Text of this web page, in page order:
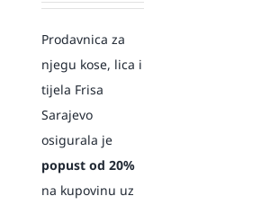
Prodavnica za
njegu kose, lica i
tijela Frisa
Sarajevo
osigurala je
popust od 20%
na kupovinu uz